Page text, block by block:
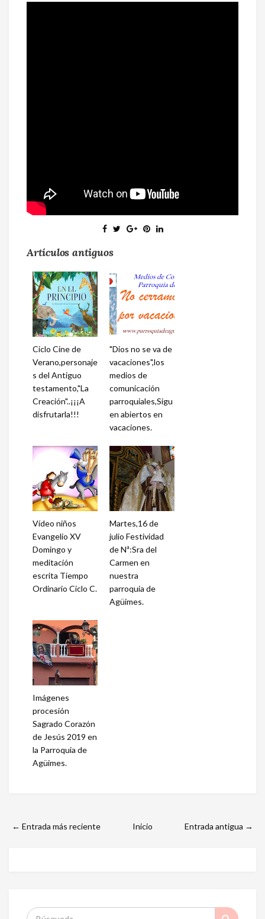
Artículos antiguos
Ciclo Cine de
Verano,personaje
s del Antiguo
testamento,"La
Creación"..¡¡¡A
disfrutarla!!!
"Dios no se va de
vacaciones",los
medios de
comunicación
parroquiales,Sigu
en abiertos en
vacaciones.
Vídeo niños
Evangelio XV
Domingo y
meditación
escrita Tiempo
Ordinario Ciclo C.
Martes,16 de
julio Festividad
de Nª:Sra del
Carmen en
nuestra
parroquia de
Agüimes.
Imágenes
procesión
Sagrado Corazón
de Jesús 2019 en
la Parroquia de
Agüimes.
← Entrada más reciente Entrada antigua →
Inicio
S